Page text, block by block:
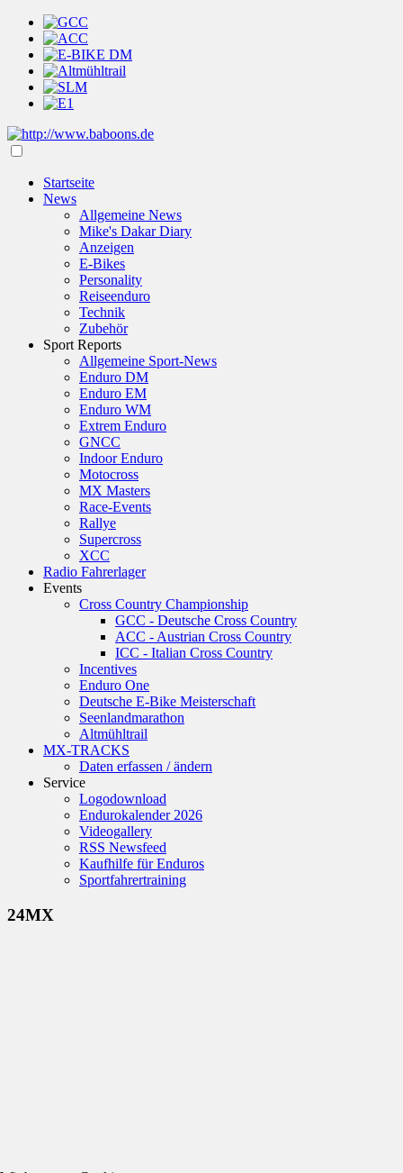
Startseite
News
Allgemeine News
Mike's Dakar Diary
Anzeigen
E-Bikes
Personality
Reiseenduro
Technik
Zubehör
Sport Reports
Allgemeine Sport-News
Enduro DM
Enduro EM
Enduro WM
Extrem Enduro
GNCC
Indoor Enduro
Motocross
MX Masters
Race-Events
Rallye
Supercross
XCC
Radio Fahrerlager
Events
Cross Country Championship
GCC - Deutsche Cross Country
ACC - Austrian Cross Country
ICC - Italian Cross Country
Incentives
Enduro One
Deutsche E-Bike Meisterschaft
Seenlandmarathon
Altmühltrail
MX-TRACKS
Daten erfassen / ändern
Service
Logodownload
Endurokalender 2026
Videogallery
RSS Newsfeed
Kaufhilfe für Enduros
Sportfahrertraining
24MX